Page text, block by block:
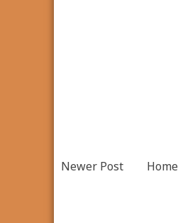
Newer Post Home